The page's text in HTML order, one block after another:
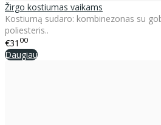
Žirgo kostiumas vaikams
Kostiumą sudaro: kombinezonas su
poliesteris..
€31 00
Daugiau